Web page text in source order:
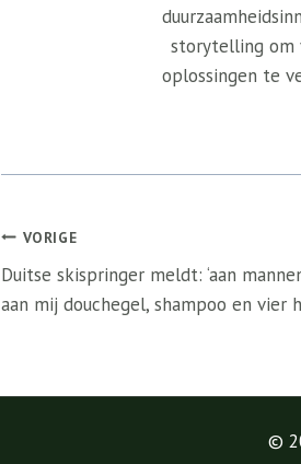
storytelling om
oplossingen te
Bericht
navigatie
VORIGE
Duitse skispringer meldt: ‘aan
aan mij douchegel, shampoo en vier
©